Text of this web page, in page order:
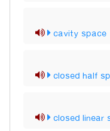
cavity space
closed half
closed linear